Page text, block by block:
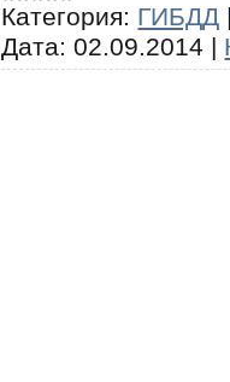
Категория: ГИБДД
Дата: 02.09.2014 |